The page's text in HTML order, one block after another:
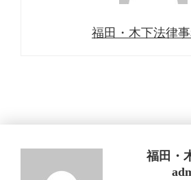
福田・木下法律
福田・